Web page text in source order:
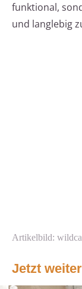
funktional,
und langlebig
Artikelbild:
Jetzt